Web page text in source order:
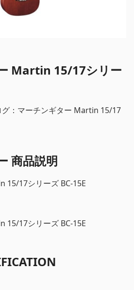
Martin 15/17シリー
グ：マーチンギター Martin 15/17
商品説明
15/17シリーズ BC-15E
15/17シリーズ BC-15E